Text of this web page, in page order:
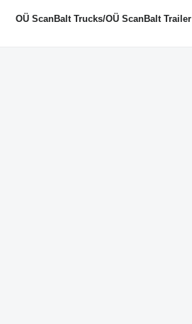
OÜ ScanBalt Trucks/OÜ ScanBalt Trailer